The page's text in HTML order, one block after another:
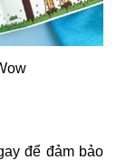
để đảm bảo